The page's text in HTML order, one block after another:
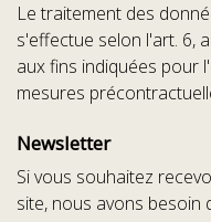
Le traitement des
s'effectue selon l'art. 6,
aux fins indiquées pour
mesures
Newsletter
Si vous souhaitez
site, nous avons besoin